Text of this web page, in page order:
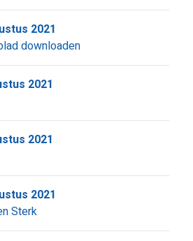
downloaden
2021
2021
2021
Sterk
2021